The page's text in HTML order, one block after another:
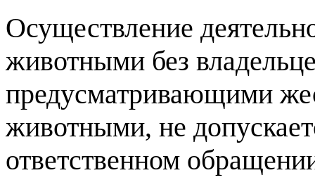
Осуществление
животными без
предусматривающими
животными, не
ответственном